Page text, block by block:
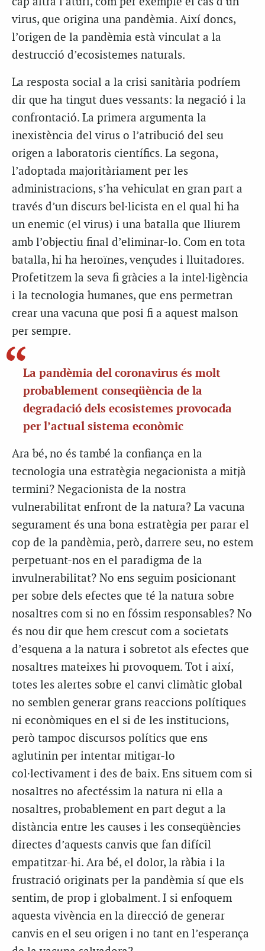
virus, que origina una pandèmia. Així doncs,
l’origen de la pandèmia està vinculat a la
destrucció d’ecosistemes naturals.
La resposta social a la crisi sanitària podríem
dir que ha tingut dues vessants: la negació i la
confrontació. La primera argumenta la
inexistència del virus o l’atribució del seu
origen a laboratoris científics. La segona,
l’adoptada majoritàriament per les
administracions, s’ha vehiculat en gran part a
través d’un discurs bel·licista en el qual hi ha
un enemic (el virus) i una batalla que lliurem
amb l’objectiu final d’eliminar-lo. Com en tota
batalla, hi ha heroïnes, vençudes i lluitadores.
Profetitzem la seva fi gràcies a la intel·ligència
i la tecnologia humanes, que ens permetran
crear una vacuna que posi fi a aquest malson
per sempre.
La pandèmia del coronavirus és molt
probablement conseqüència de la
degradació dels ecosistemes provocada
per l’actual sistema econòmic
Ara bé, no és també la confiança en la
tecnologia una estratègia negacionista a mitjà
termini? Negacionista de la nostra
vulnerabilitat enfront de la natura? La vacuna
segurament és una bona estratègia per parar el
cop de la pandèmia, però, darrere seu, no estem
perpetuant-nos en el paradigma de la
invulnerabilitat? No ens seguim posicionant
per sobre dels efectes que té la natura sobre
nosaltres com si no en fóssim responsables? No
és nou dir que hem crescut com a societats
d’esquena a la natura i sobretot als efectes que
nosaltres mateixes hi provoquem. Tot i així,
totes les alertes sobre el canvi climàtic global
no semblen generar grans reaccions polítiques
ni econòmiques en el si de les institucions,
però tampoc discursos polítics que ens
aglutinin per intentar mitigar-lo
col·lectivament i des de baix. Ens situem com si
nosaltres no afectéssim la natura ni ella a
nosaltres, probablement en part degut a la
distància entre les causes i les conseqüències
directes d’aquests canvis que fan difícil
empatitzar-hi. Ara bé, el dolor, la ràbia i la
frustració originats per la pandèmia sí que els
sentim, de prop i globalment. I si enfoquem
aquesta vivència en la direcció de generar
canvis en el seu origen i no tant en l’esperança